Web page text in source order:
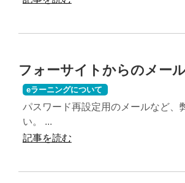
フォーサイトからのメー
eラーニングについて
パスワード再設定用のメールなど、
い。 ...
記事を読む